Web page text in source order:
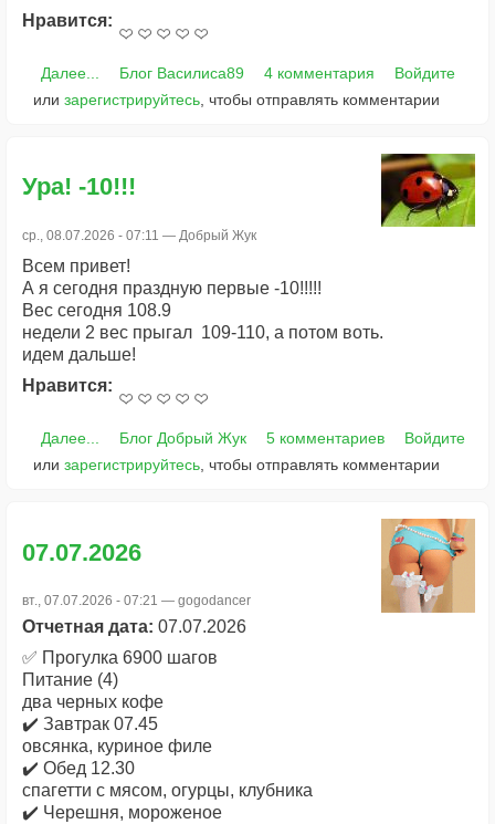
Нравится:
Далее... Блог Василиса89 4 комментария
Войдите
или зарегистрируйтесь , чтобы отправлять комментарии
Ура! -10!!!
ср., 08.07.2026 - 07:11 — Добрый Жук
Всем привет!
А я сегодня праздную первые -10!!!!!
Вес сегодня 108.9
недели 2 вес прыгал 109-110, а потом воть.
идем дальше!
Нравится:
Далее... Блог Добрый Жук 5 комментариев
Войдите
или зарегистрируйтесь , чтобы отправлять комментарии
07.07.2026
вт., 07.07.2026 - 07:21 — gogodancer
Отчетная дата: 07.07.2026
✅ Прогулка 6900 шагов
Питание (4)
два черных кофе
✔️ Завтрак 07.45
овсянка, куриное филе
✔️ Обед 12.30
спагетти с мясом, огурцы, клубника
✔️ Черешня, мороженое